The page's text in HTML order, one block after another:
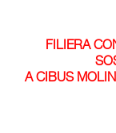
FILIERA
A CIBUS